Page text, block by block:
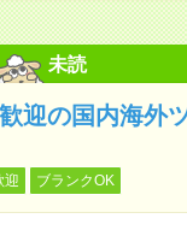
未読
迎の国内海外
迎 ブランクOK